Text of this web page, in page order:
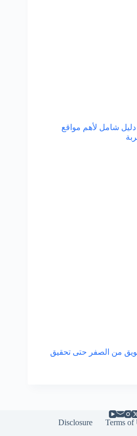
| دليل شامل لأهم مواقع
من الصفر حتى تحقيق
Terms of
Disclosure